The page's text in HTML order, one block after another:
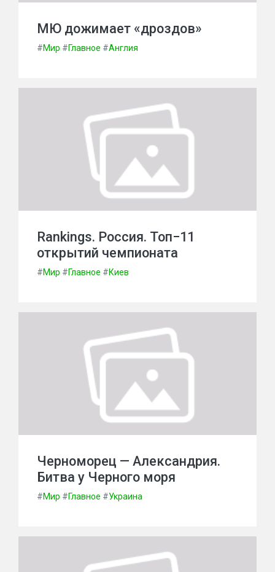
МЮ дожимает «дроздов»
#Мир #Главное #Англия
Rankings. Россия. Топ−11
открытий чемпионата
#Мир #Главное #Киев
Черноморец — Александрия.
Битва у Черного моря
#Мир #Главное #Украина